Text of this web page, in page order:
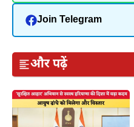
Join Telegram
और पढ़ें